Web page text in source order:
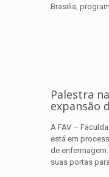
Brasilia,
Palestra
expansão
A FAV –
está em
de
suas portas